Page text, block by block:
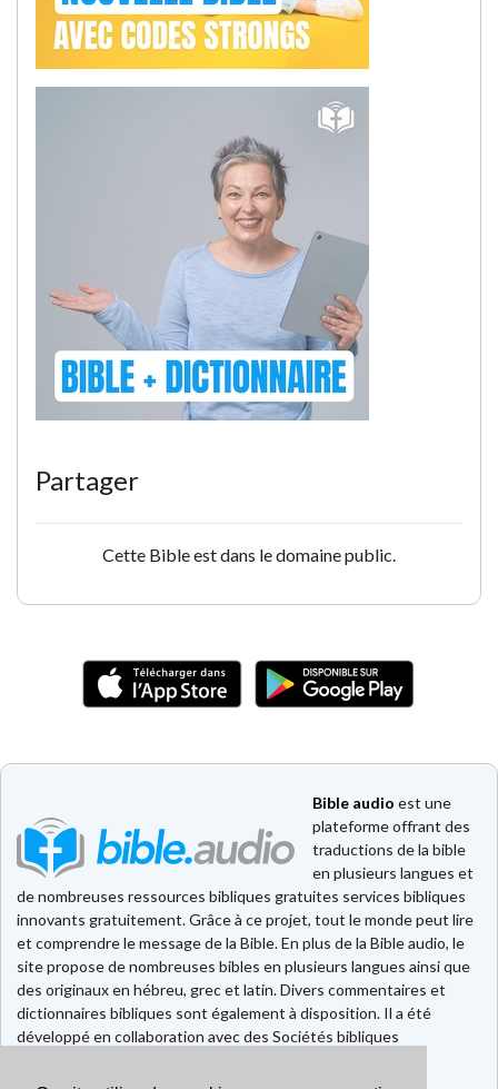
Partager
Cette Bible est dans le domaine public.
Bible audio est une
plateforme offrant des
traductions de la bible
en plusieurs langues et
de nombreuses ressources bibliques gratuites services bibliques
innovants gratuitement. Grâce à ce projet, tout le monde peut lire
et comprendre le message de la Bible. En plus de la Bible audio, le
site propose de nombreuses bibles en plusieurs langues ainsi que
des originaux en hébreu, grec et latin. Divers commentaires et
dictionnaires bibliques sont également à disposition. Il a été
développé en collaboration avec des Sociétés bibliques